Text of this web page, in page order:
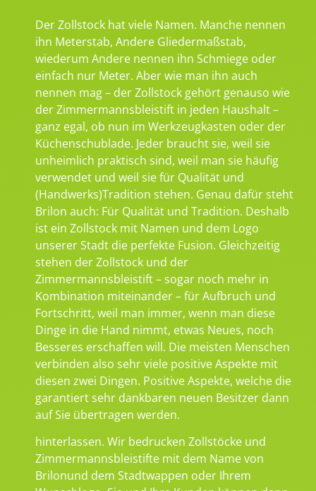
Der Zollstock hat viele Namen. Manche nennen
ihn Meterstab, Andere Gliedermaßstab,
wiederum Andere nennen ihn Schmiege oder
einfach nur Meter. Aber wie man ihn auch
nennen mag – der Zollstock gehört genauso wie
der Zimmermannsbleistift in jeden Haushalt –
ganz egal, ob nun im Werkzeugkasten oder der
Küchenschublade. Jeder braucht sie, weil sie
unheimlich praktisch sind, weil man sie häufig
verwendet und weil sie für Qualität und
(Handwerks)Tradition stehen. Genau dafür steht
Brilon auch: Für Qualität und Tradition. Deshalb
ist ein Zollstock mit Namen und dem Logo
unserer Stadt die perfekte Fusion. Gleichzeitig
stehen der Zollstock und der
Zimmermannsbleistift – sogar noch mehr in
Kombination miteinander – für Aufbruch und
Fortschritt, weil man immer, wenn man diese
Dinge in die Hand nimmt, etwas Neues, noch
Besseres erschaffen will. Die meisten Menschen
verbinden also sehr viele positive Aspekte mit
diesen zwei Dingen. Positive Aspekte, welche die
garantiert sehr dankbaren neuen Besitzer dann
auf Sie übertragen werden.
hinterlassen. Wir bedrucken Zollstöcke und
Zimmermannsbleistifte mit dem Name von
Brilonund dem Stadtwappen oder Ihrem